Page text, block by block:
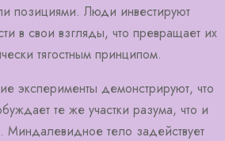
позициями. Люди инвестируют
в свои взгляды, что превращает их
тягостным принципом.
эксперименты демонстрируют, что
те же участки разума, что и
Миндалевидное тело задействует